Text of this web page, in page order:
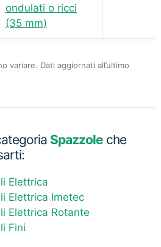
ondulati o ricci
(35 mm)
variare. Dati aggiornati all’ultimo
Spazzole che
Elettrica
Elettrica Imetec
Elettrica Rotante
Fini